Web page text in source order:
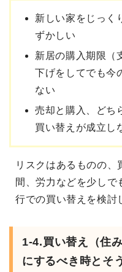
新しい家をじっく
ずかしい
新居の購入期限（
下げをしてでも今
ない
売却と購入、どち
買い替えが成立し
リスクはあるものの
間、労力などを少しで
行での買い替えを検討
1-4.買い替え（住
にするべき時とそ